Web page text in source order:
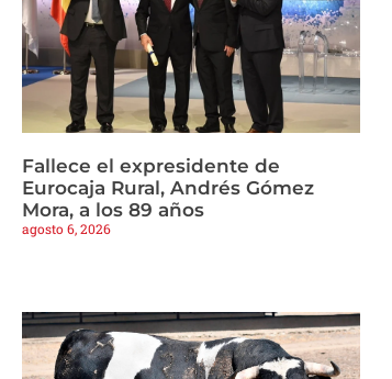
Fallece el expresidente de
Eurocaja Rural, Andrés Gómez
Mora, a los 89 años
agosto 6, 2026